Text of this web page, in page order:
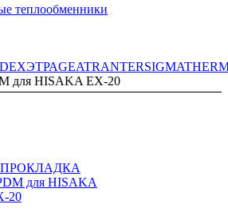
теплообменники
ЭТРАGEATRANTERSIGMA
HISAKA EX-20